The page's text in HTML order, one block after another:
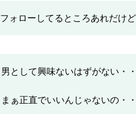
フォローしてるところあれだけ
男として興味ないはずがない・・
まぁ正直でいいんじゃないの・